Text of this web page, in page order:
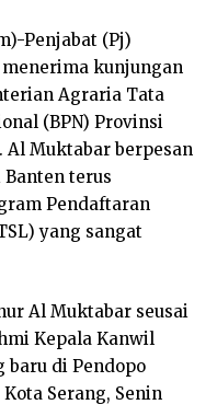
Penjabat (Pj)
kunjungan
Agraria Tata
(BPN) Provinsi
Al Muktabar berpesan
Banten terus
Pendaftaran
yang sangat
Al Muktabar seusai
Kepala Kanwil
baru di Pendopo
Serang, Senin